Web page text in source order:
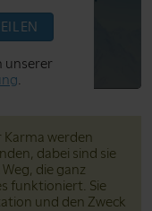
unserer
.
Karma werden
dabei sind sie
die ganz
funktioniert. Sie
und den Zweck